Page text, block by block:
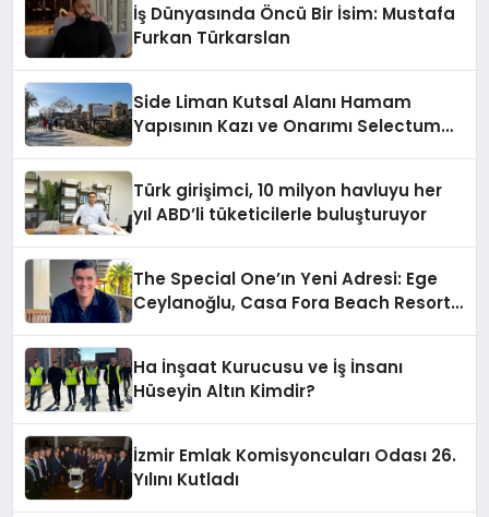
İş Dünyasında Öncü Bir İsim: Mustafa
Furkan Türkarslan
Side Liman Kutsal Alanı Hamam
Yapısının Kazı ve Onarımı Selectum
Türk girişimci, 10 milyon havluyu her
yıl ABD’li tüketicilerle buluşturuyor
The Special One’ın Yeni Adresi: Ege
Ceylanoğlu, Casa Fora Beach Resort
Ha İnşaat Kurucusu ve İş İnsanı
Hüseyin Altın Kimdir?
İzmir Emlak Komisyoncuları Odası 26.
Yılını Kutladı